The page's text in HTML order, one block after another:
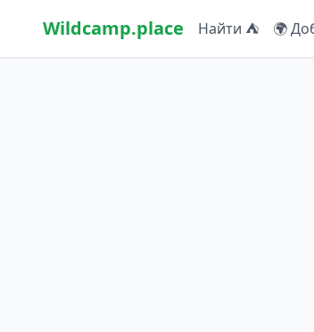
Wildcamp.place Найти ⛺ 🌍